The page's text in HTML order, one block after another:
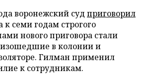
воронежский суд приговорил
к семи годам строгого
нового приговора стали
в колонии и
Гилман применил
к сотрудникам.